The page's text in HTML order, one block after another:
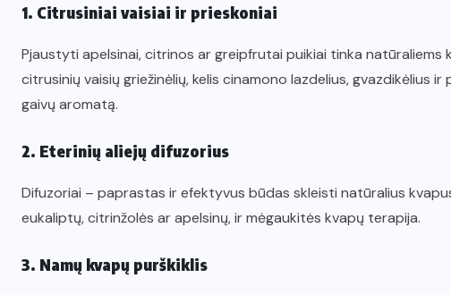
1. Citrusiniai vaisiai ir prieskoniai
Pjaustyti apelsinai, citrinos ar greipfrutai puikiai tinka
citrusinių vaisių griežinėlių, kelis cinamono lazdelius, gvazdikėlius
gaivų aromatą.
2. Eterinių aliejų difuzorius
Difuzoriai – paprastas ir efektyvus būdas skleisti natūralius
eukaliptų, citrinžolės ar apelsinų, ir mėgaukitės kvapų terapija.
3. Namų kvapų purškiklis